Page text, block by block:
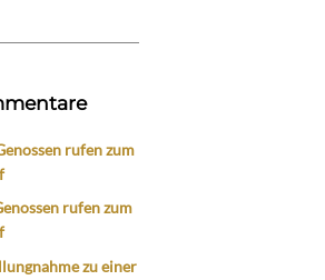
rufen zum
rufen zum
zu einer